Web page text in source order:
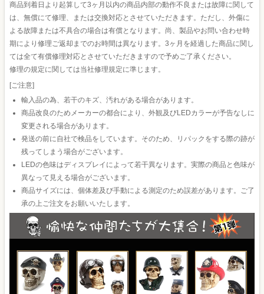
商品到着日より起算して3ヶ月以内の商品内部の動作不良または故障に関して
は、無償にて修理、または交換対応とさせていただきます。ただし、外傷に
よる故障または不具合の場合は有償となります。尚、製品やお問い合わせ時
期により修理ご返却までのお時間は異なります。3ヶ月を経過した商品に関し
ては全て有償修理対応とさせていただきますので予めご了承ください。
修理の規定に関しては当社修理規定に準じます。
[ご注意]
輸入品の為、若干のキズ、汚れがある場合があります。
商品改良のためメーカーの都合により、外観及びLEDカラーが予告なしに
変更される場合があります。
発送の前に自社で検品をしています。そのため、リパックをする際の跡が
残ってしまう場合がございます。
LEDの色味はディスプレイによって若干異なります。実際の商品と色味が
異なって見える場合がございます。
商品サイズには、個体差及び手動による測定のため誤差があります。ご了
承の上ご注文をお願いいたします。